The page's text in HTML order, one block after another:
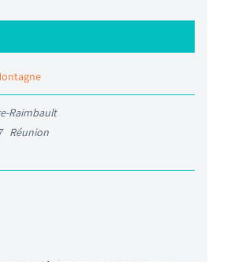
Raimbault
Réunion